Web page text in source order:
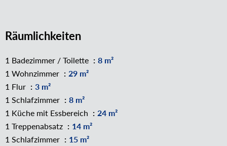
Räumlichkeiten
1 Badezimmer / Toilette
8 m²
1 Wohnzimmer
29 m²
1 Flur
3 m²
1 Schlafzimmer
8 m²
1 Küche mit Essbereich
24 m²
1 Treppenabsatz
14 m²
1 Schlafzimmer
15 m²